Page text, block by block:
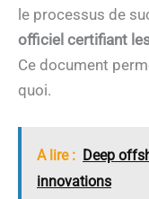
le processus de
officiel certifiant
Ce document
quoi.
A lire : Deep
innovations